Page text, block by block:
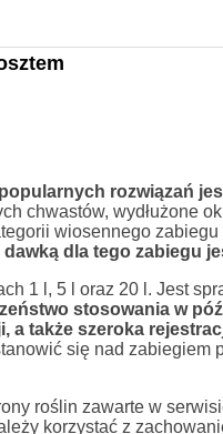
rozwiązań
chwastów, wydłużone
wiosennego
dla tego zabiegu
1 l, 5 l oraz 20 l. Jest
stosowania w
a także szeroka
się nad zabiegiem
roślin zawarte w
korzystać z